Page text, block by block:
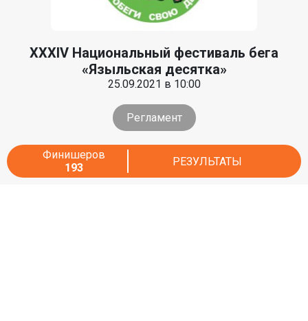
ХХXIV Национальный фестиваль бега
«Языльская десятка»
25.09.2021 в 10:00
Регламент
Финишеров
193
РЕЗУЛЬТАТЫ